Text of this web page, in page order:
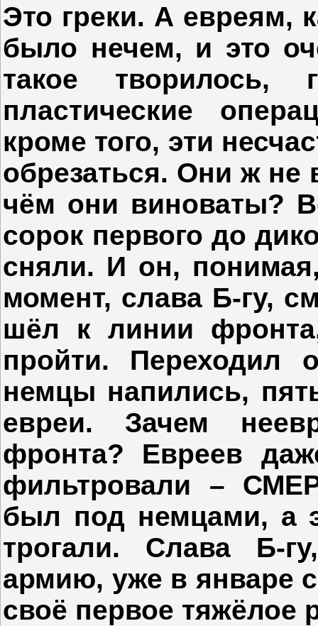
Это греки. А евреям,
было нечем, и это
такое
пластические
кроме того, эти
обрезаться. Они ж
чём они виноваты?
сорок первого до
сняли. И он,
момент, слава Б-гу,
шёл к линии
пройти. Переходил
немцы напились,
евреи. Зачем
фронта? Евреев
фильтровали –
был под немцами, а
трогали. Слава Б-
армию, уже в январе
своё первое тяжёлое